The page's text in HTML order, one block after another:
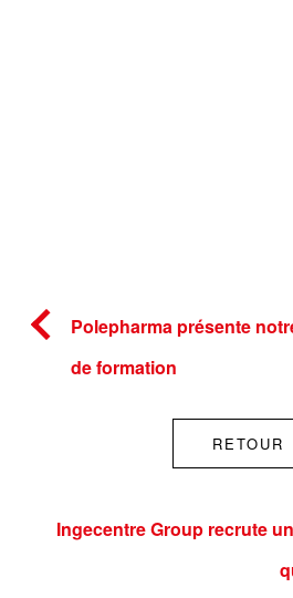
Polepharma présente
de formation
RETOUR
Ingecentre Group recrute